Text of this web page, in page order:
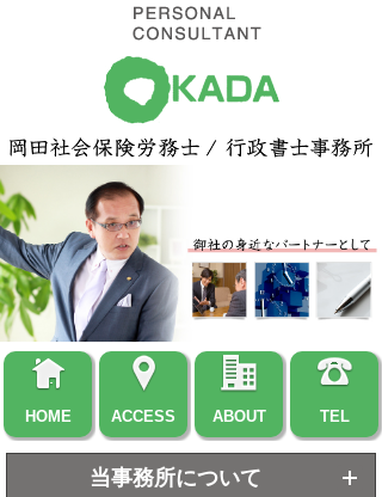
HOME ACCESS ABOUT TEL
当事務所について